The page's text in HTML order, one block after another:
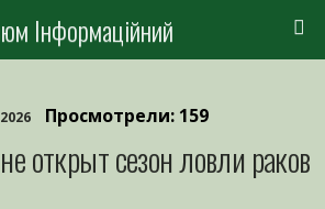
Інформаційний
Просмотрели: 159
открыт сезон ловли раков